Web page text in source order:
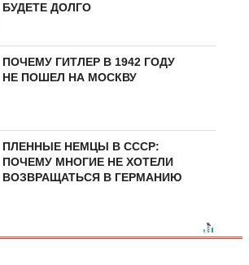
БУДЕТЕ ДОЛГО
ПОЧЕМУ ГИТЛЕР В 1942 ГОДУ
НЕ ПОШЕЛ НА МОСКВУ
ПЛЕННЫЕ НЕМЦЫ В СССР:
ПОЧЕМУ МНОГИЕ НЕ ХОТЕЛИ
ВОЗВРАЩАТЬСЯ В ГЕРМАНИЮ